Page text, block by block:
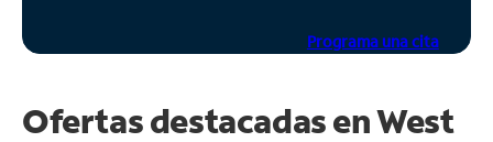
Programa una cita
Ofertas destacadas enWest